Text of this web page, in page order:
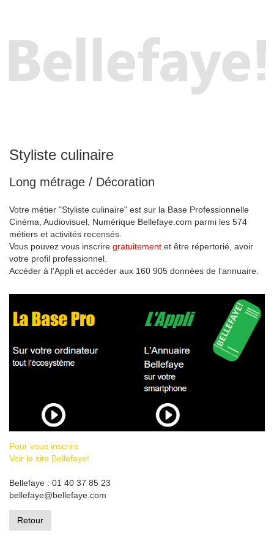
Styliste culinaire
Long métrage / Décoration
Votre métier "Styliste culinaire" est sur la Base Professionnelle
Cinéma, Audiovisuel, Numérique Bellefaye.com parmi les 574
métiers et activités recensés.
Vous pouvez vous inscrire gratuitement et être répertorié, avoir
votre profil professionnel.
Accéder à l'Appli et accéder aux 160 905 données de l'annuaire.
Pour vous inscrire
Voir le site Bellefaye!
Bellefaye : 01 40 37 85 23
bellefaye@bellefaye.com
Retour